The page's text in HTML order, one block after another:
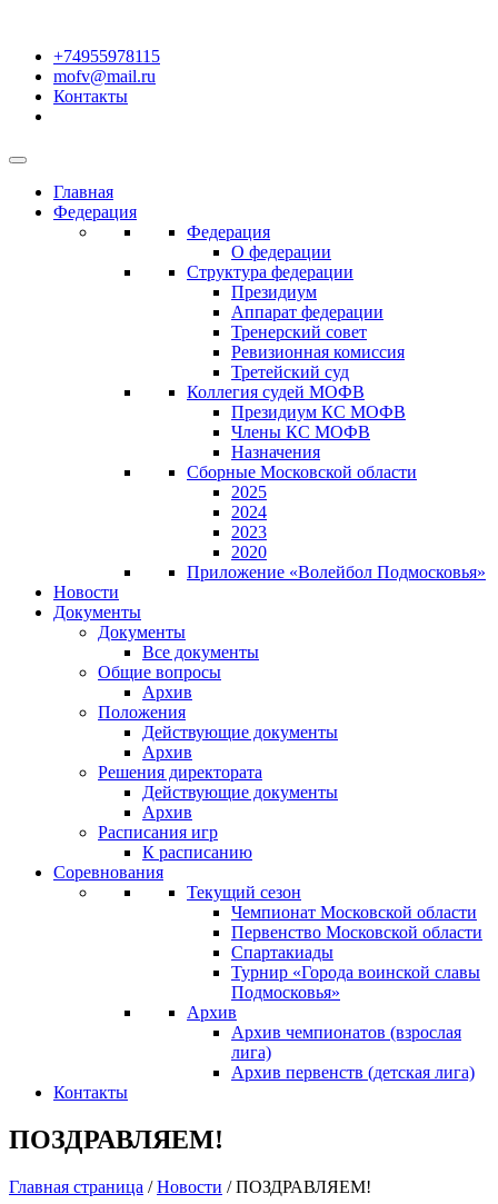
+74955978115
mofv@mail.ru
Контакты
Главная
Федерация
Федерация
О федерации
Структура федерации
Президиум
Аппарат федерации
Тренерский совет
Ревизионная комиссия
Третейский суд
Коллегия судей МОФВ
Президиум КС МОФВ
Члены КС МОФВ
Назначения
Сборные Московской области
2025
2024
2023
2020
Приложение «Волейбол Подмосковья»
Новости
Документы
Документы
Все документы
Общие вопросы
Архив
Положения
Действующие документы
Архив
Решения директората
Действующие документы
Архив
Расписания игр
К расписанию
Соревнования
Текущий сезон
Чемпионат Московской области
Первенство Московской области
Спартакиады
Турнир «Города воинской славы
Подмосковья»
Архив
Архив чемпионатов (взрослая
лига)
Архив первенств (детская лига)
Контакты
ПОЗДРАВЛЯЕМ!
Главная страница /Новости /ПОЗДРАВЛЯЕМ!